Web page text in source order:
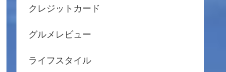
クレジットカード
グルメレビュー
ライフスタイル